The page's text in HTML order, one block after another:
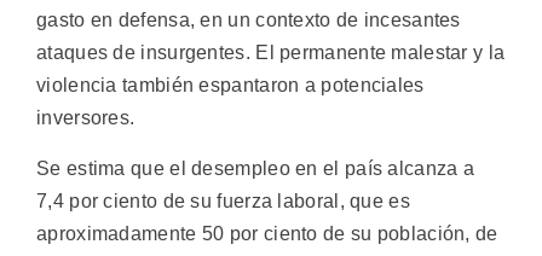
gasto en defensa, en un contexto de incesantes
ataques de insurgentes. El permanente malestar y la
violencia también espantaron a potenciales
inversores.
Se estima que el desempleo en el país alcanza a
7,4 por ciento de su fuerza laboral, que es
aproximadamente 50 por ciento de su población, de